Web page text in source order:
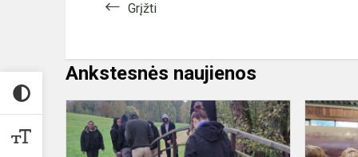
Grįžti
Ankstesnės naujienos
Išvyka
TŪM